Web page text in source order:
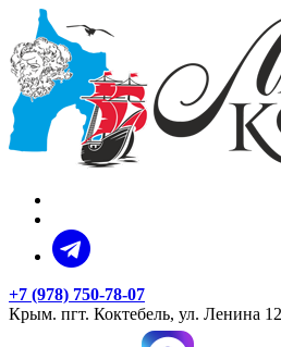
+7 (978) 750-78-07
Крым. пгт. Коктебель, ул. Ленина